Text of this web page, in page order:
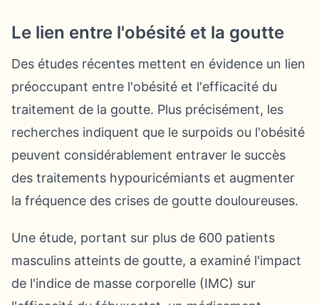
Le lien entre l'obésité et la goutte
Des études récentes mettent en évidence un lien
préoccupant entre l'obésité et l'efficacité du
traitement de la goutte. Plus précisément, les
recherches indiquent que le surpoids ou l'obésité
peuvent considérablement entraver le succès
des traitements hypouricémiants et augmenter
la fréquence des crises de goutte douloureuses.
Une étude, portant sur plus de 600 patients
masculins atteints de goutte, a examiné l'impact
de l'indice de masse corporelle (IMC) sur